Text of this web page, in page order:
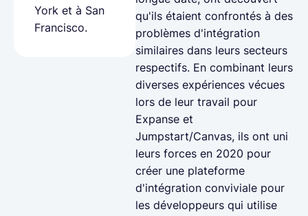
York et à San
Francisco.
qu'ils étaient confrontés à des
problèmes d'intégration
similaires dans leurs secteurs
respectifs. En combinant leurs
diverses expériences vécues
lors de leur travail pour
Expanse et
Jumpstart/Canvas, ils ont uni
leurs forces en 2020 pour
créer une plateforme
d'intégration conviviale pour
les développeurs qui utilise